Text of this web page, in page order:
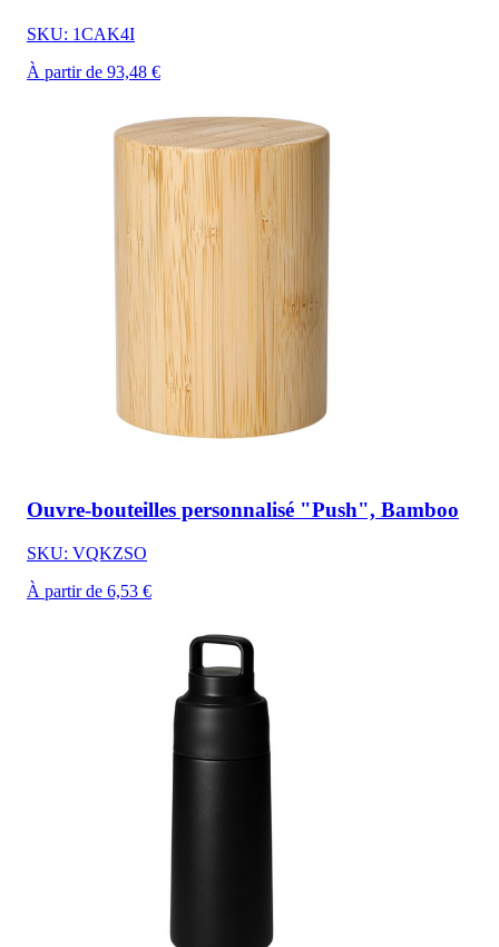
SKU: 1CAK4I
À partir de 93,48 €
Ouvre-bouteilles personnalisé "Push", Bamboo
SKU: VQKZSO
À partir de 6,53 €